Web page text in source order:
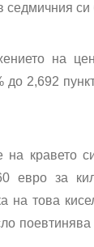
на
2,692
на кравето
евро за
на това